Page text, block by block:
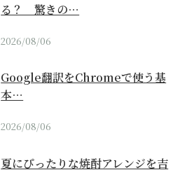
る？ 驚きの…
2026/08/06
Google翻訳をChromeで使う基
本…
2026/08/06
夏にぴったりな焼酎アレンジを吉